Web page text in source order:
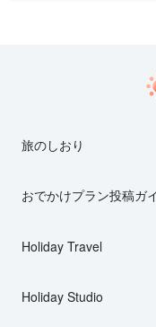
旅のしおり
おでかけプラン投稿ガ
Holiday Travel
Holiday Studio